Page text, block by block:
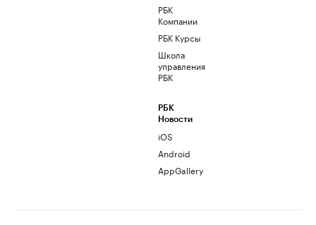
РБК
Компании
РБК Курсы
Школа
управления
РБК
РБК
Новости
iOS
Android
AppGallery